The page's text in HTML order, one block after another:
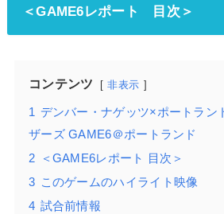
＜GAME6レポート 目次＞
コンテンツ 非表示
1 デンバー・ナゲッツ×ポートラン
ザーズ GAME6＠ポートランド
2
＜GAME6レポート 目次＞
3 このゲームのハイライト映像
4 試合前情報